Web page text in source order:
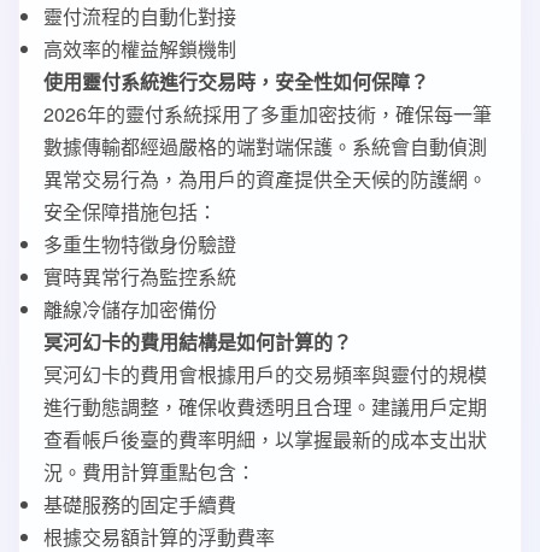
靈付流程的自動化對接
高效率的權益解鎖機制
使用靈付系統進行交易時，安全性如何保障？
2026年的靈付系統採用了多重加密技術，確保每一筆
數據傳輸都經過嚴格的端對端保護。系統會自動偵測
異常交易行為，為用戶的資產提供全天候的防護網。
安全保障措施包括：
多重生物特徵身份驗證
實時異常行為監控系統
離線冷儲存加密備份
冥河幻卡的費用結構是如何計算的？
冥河幻卡的費用會根據用戶的交易頻率與靈付的規模
進行動態調整，確保收費透明且合理。建議用戶定期
查看帳戶後臺的費率明細，以掌握最新的成本支出狀
況。費用計算重點包含：
基礎服務的固定手續費
根據交易額計算的浮動費率